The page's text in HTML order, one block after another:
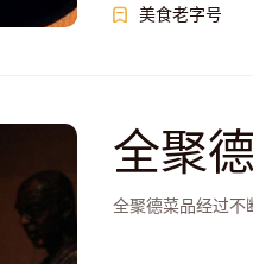
美食老字号
全聚
全聚德菜品经过不